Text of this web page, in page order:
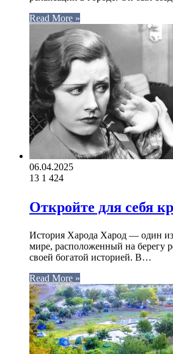
Read More »
06.04.2025
13 1 424
Откройте для себя
История Харода Харод — один
мире, расположенный на берегу
своей богатой историей. В…
Read More »